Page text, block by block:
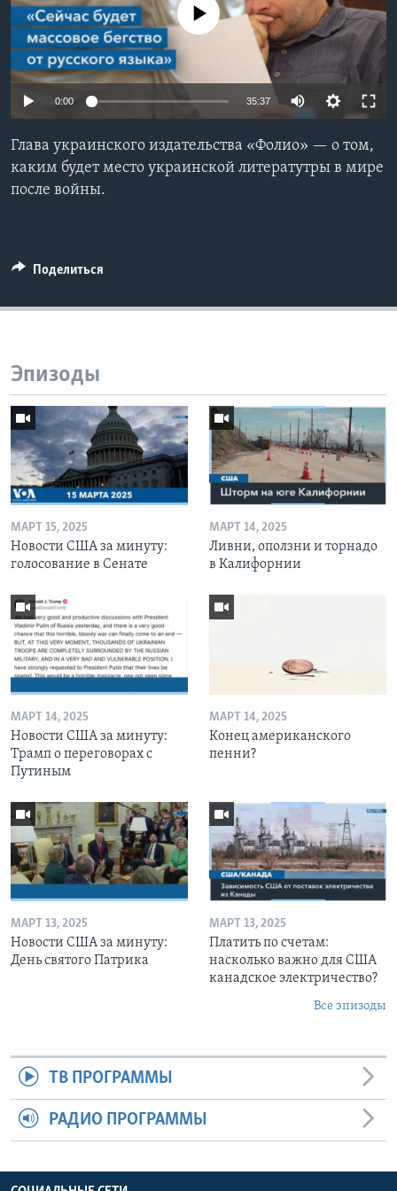
Learning English
СОЦИАЛЬНЫЕ СЕТИ
Языки
No media source currently available
0:00 35:37
Глава украинского издательства «Фолио» — о том,
каким будет место украинской литератутры в мире
после войны.
Поделиться
Эпизоды
МАРТ 15, 2025
Новости США за минуту:
голосование в Сенате
МАРТ 14, 2025
Ливни, оползни и торнадо
в Калифорнии
МАРТ 14, 2025
Новости США за минуту:
Трамп о переговорах с
Путиным
МАРТ 14, 2025
Конец американского
пенни?
МАРТ 13, 2025
Новости США за минуту:
День святого Патрика
МАРТ 13, 2025
Платить по счетам:
насколько важно для США
канадское электричество?
Все эпизоды
ТВ ПРОГРАММЫ
РАДИО ПРОГРАММЫ